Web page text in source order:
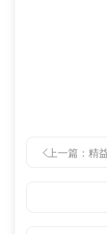
上一篇： 精益